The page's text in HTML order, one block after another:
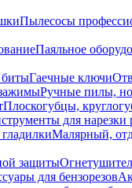
Пылесосы
Паяльное
битыГаечные ключи
Ручные пилы,
Плоскогубцы,
для нарезки
Малярный,
защиты
для бензорезов